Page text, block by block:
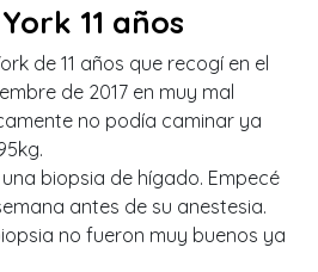
11 años
de 11 años que recogí en el
de 2017 en muy mal
no podía caminar ya
biopsia de hígado. Empecé
antes de su anestesia.
no fueron muy buenos ya